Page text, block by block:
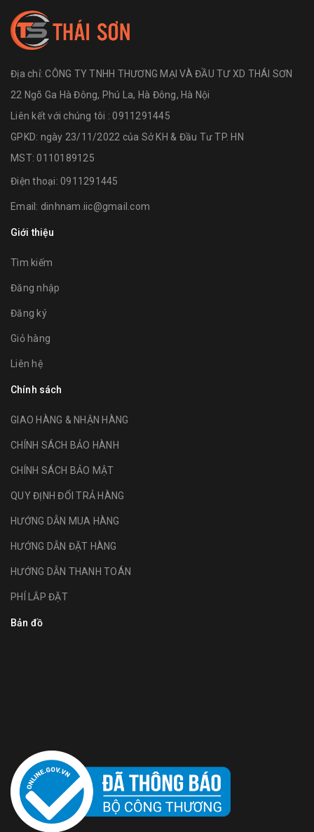
Địa chỉ:CÔNG TY TNHH THƯƠNG MẠI VÀ ĐẦU TƯ XD THÁI SƠN
22 Ngõ Ga Hà Đông, Phú La, Hà Đông, Hà Nội
Liên kết với chúng tôi : 0911291445
GPKD: ngày 23/11/2022 của Sở KH & Đầu Tư TP. HN
MST: 0110189125
Điện thoại: 0911291445
Email: dinhnam.iic@gmail.com
Giới thiệu
Tìm kiếm
Đăng nhập
Đăng ký
Giỏ hàng
Liên hệ
Chính sách
GIAO HÀNG & NHẬN HÀNG
CHÍNH SÁCH BẢO HÀNH
CHÍNH SÁCH BẢO MẬT
QUY ĐỊNH ĐỔI TRẢ HÀNG
HƯỚNG DẪN MUA HÀNG
HƯỚNG DẪN ĐẶT HÀNG
HƯỚNG DẪN THANH TOÁN
PHÍ LẮP ĐẶT
Bản đồ